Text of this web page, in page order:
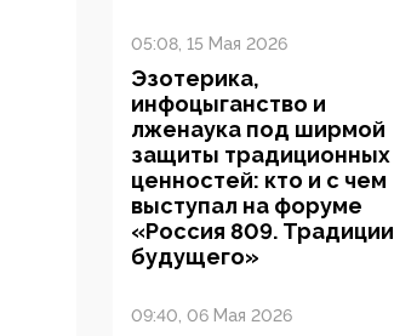
05:08, 15 Мая 2026
Эзотерика,
инфоцыганство и
лженаука под ширмой
защиты традиционных
ценностей: кто и с чем
выступал на форуме
«Россия 809. Традиции
будущего»
09:40, 06 Мая 2026